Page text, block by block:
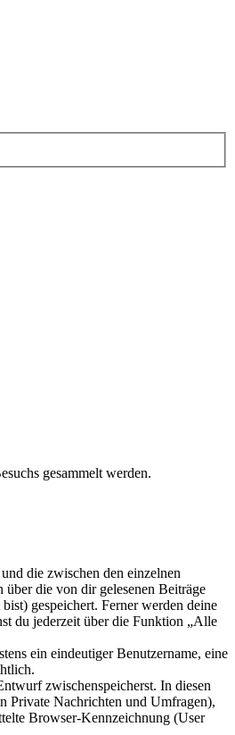
gesammelt werden.
die zwischen den einzelnen
die von dir gelesenen Beiträge
gespeichert. Ferner werden deine
du jederzeit über die Funktion „Alle
ein eindeutiger Benutzername, eine
zwischenspeicherst. In diesen
Private Nachrichten und Umfragen),
Browser-Kennzeichnung (User